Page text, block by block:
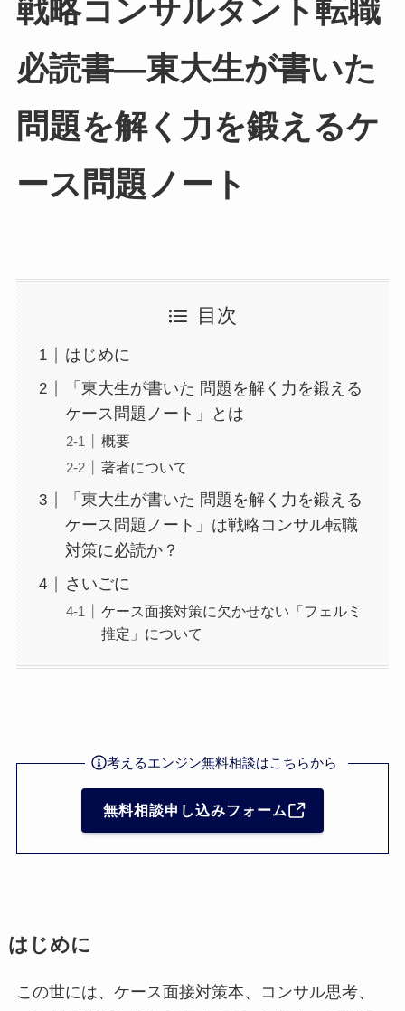
戦略コンサルタント転職
必読書—東大生が書いた
問題を解く力を鍛えるケ
ース問題ノート
目次
はじめに
「東大生が書いた 問題を解く力を鍛える
ケース問題ノート」とは
概要
著者について
「東大生が書いた 問題を解く力を鍛える
ケース問題ノート」は戦略コンサル転職
対策に必読か？
さいごに
ケース面接対策に欠かせない「フェルミ
推定」について
考えるエンジン無料相談はこちらから
無料相談申し込みフォーム
はじめに
この世には、ケース面接対策本、コンサル思考、